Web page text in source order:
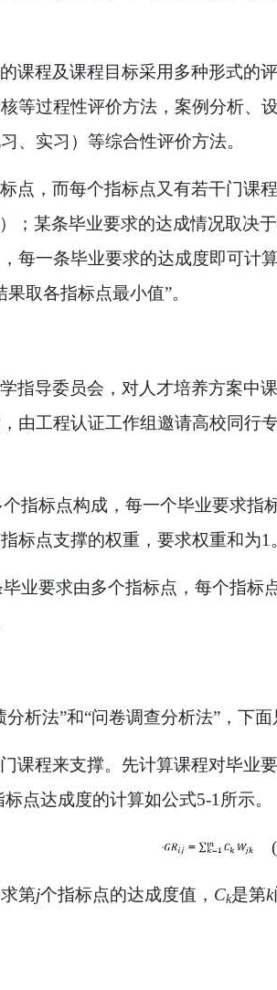
课程及课程目标采用多种形式的
等过程性评价方法，案例分析、
、实习）等综合性评价方法。
点，而每个指标点又有若干门课
；某条毕业要求的达成情况取决
每一条毕业要求的达成度即可计
果取各指标点最小值”。
指导委员会，对人才培养方案中
由工程认证工作组邀请高校同行
指标点构成，每一个毕业要求
标点支撑的权重，要求权重和为1 。
业要求由多个指标点，每个指
分析法”和“问卷调查分析法”，下面
课程来支撑。先计算课程对毕业
标点达成度的计算如公式5-1 所示。
第j个指标点的达成度值， Ck是第k